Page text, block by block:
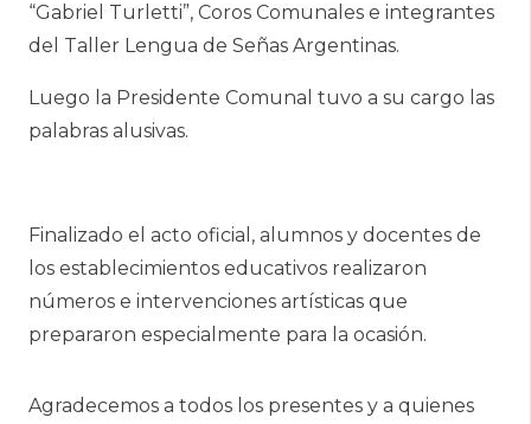
“Gabriel Turletti”, Coros Comunales e integrantes
del Taller Lengua de Señas Argentinas.
Luego la Presidente Comunal tuvo a su cargo las
palabras alusivas.
Finalizado el acto oficial, alumnos y docentes de
los establecimientos educativos realizaron
números e intervenciones artísticas que
prepararon especialmente para la ocasión.
Agradecemos a todos los presentes y a quienes